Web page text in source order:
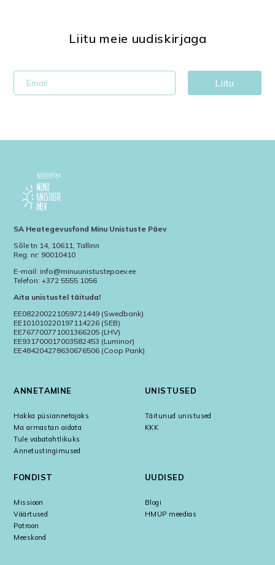
Liitu meie uudiskirjaga
Liitu
SA Heategevusfond Minu Unistuste Päev
Sõle tn 14, 10611, Tallinn
Reg. nr: 90010410
E-mail: info@minuunistustepaev.ee
Telefon: +372 5555 1056
Aita unistustel täituda!
EE082200221059721449 (Swedbank)
EE101010220197114226 (SEB)
EE767700771001366205 (LHV)
EE931700017003582453 (Luminor)
EE484204278630676506 (Coop Pank)
ANNETAMINE
Hakka püsiannetajaks
Ma armastan aidata
Tule vabatahtlikuks
Annetustingimused
UNISTUSED
Täitunud unistused
KKK
FONDIST
Missioon
Väärtused
Patroon
Meeskond
UUDISED
Blogi
HMUP meedias